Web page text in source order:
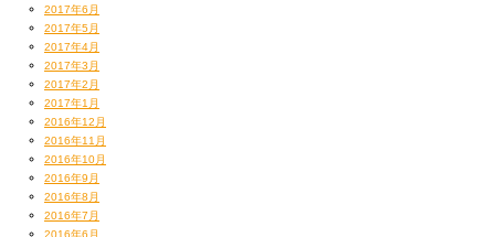
2017年6月
2017年5月
2017年4月
2017年3月
2017年2月
2017年1月
2016年12月
2016年11月
2016年10月
2016年9月
2016年8月
2016年7月
2016年6月